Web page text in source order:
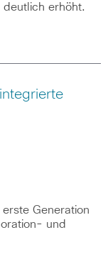
erhöht.
Generation
und